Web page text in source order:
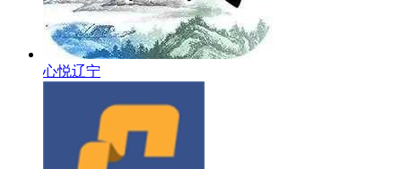
心悦辽宁